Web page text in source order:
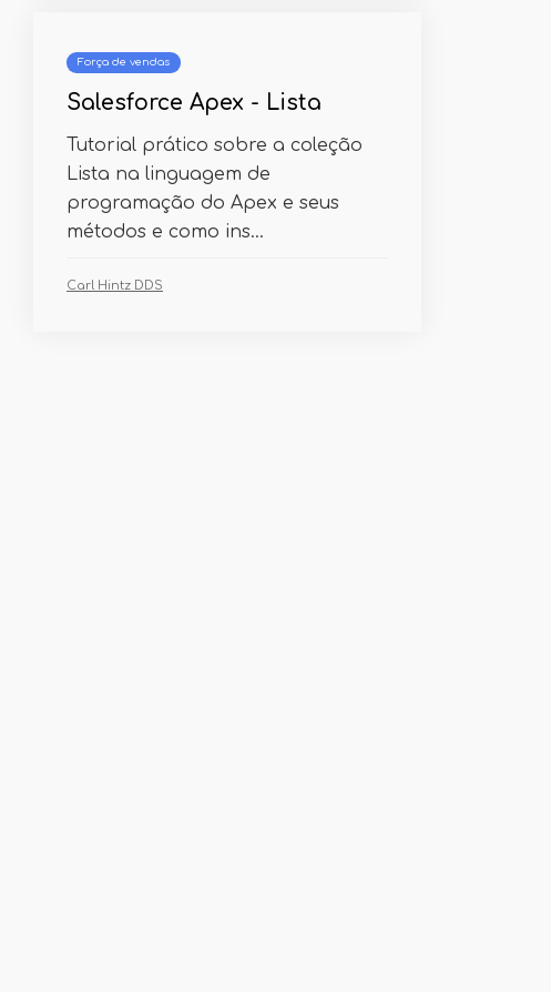
Força de vendas
Salesforce Apex - Lista
Tutorial prático sobre a coleção
Lista na linguagem de
programação do Apex e seus
métodos e como ins...
Carl Hintz DDS